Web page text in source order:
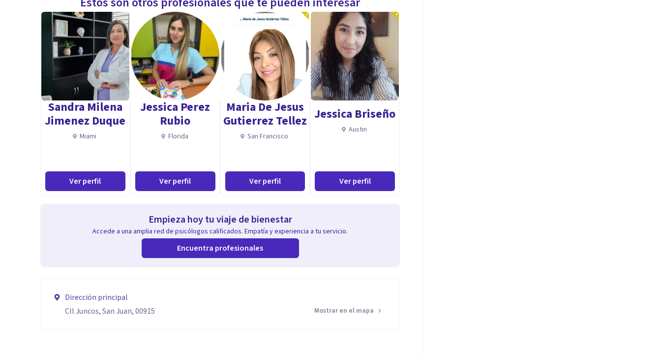
Sandra Milena
Jimenez Duque
Miami
Ver perfil
Jessica Perez
Rubio
Florida
Ver perfil
Maria De Jesus
Gutierrez Tellez
San Francisco
Ver perfil
Jessica Briseño
Austin
Ver perfil
Empieza hoy tu viaje de bienestar
Accede a una amplia red de psicólogos calificados. Empatía y experiencia a tu servicio.
Encuentra profesionales
Dirección principal
Cll Juncos, San Juan, 00915
Mostrar en el mapa